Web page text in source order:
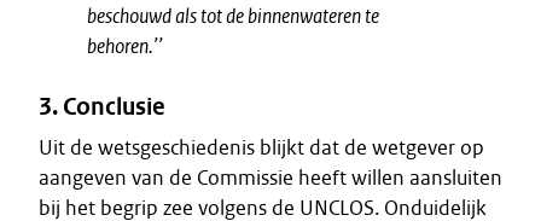
beschouwd als tot de binnenwateren te
behoren.’’
3. Conclusie
Uit de wetsgeschiedenis blijkt dat de wetgever op
aangeven van de Commissie heeft willen aansluiten
bij het begrip zee volgens de UNCLOS. Onduidelijk